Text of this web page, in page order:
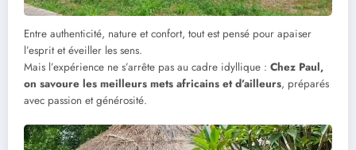
Entre authenticité, nature et confort, tout est pensé pour apaiser
l’esprit et éveiller les sens.
Mais l’expérience ne s’arrête pas au cadre idyllique : Chez Paul,
on savoure les meilleurs mets africains et d’ailleurs, préparés
avec passion et générosité.